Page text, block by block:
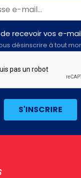
recevoir vos e-
désinscrire à tout